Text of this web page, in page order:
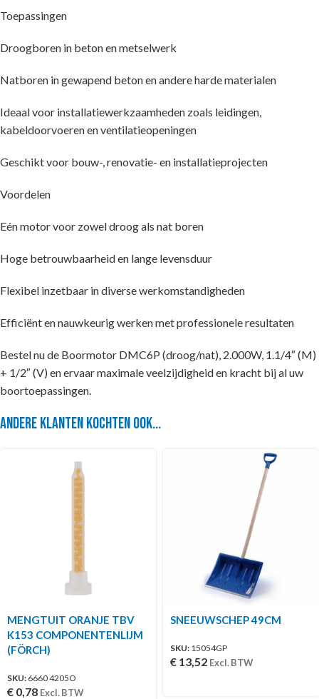
Toepassingen
Droogboren in beton en metselwerk
Natboren in gewapend beton en andere harde materialen
Ideaal voor installatiewerkzaamheden zoals leidingen,
kabeldoorvoeren en ventilatieopeningen
Geschikt voor bouw-, renovatie- en installatieprojecten
Voordelen
Eén motor voor zowel droog als nat boren
Hoge betrouwbaarheid en lange levensduur
Flexibel inzetbaar in diverse werkomstandigheden
Efficiënt en nauwkeurig werken met professionele resultaten
Bestel nu de Boormotor DMC6P (droog/nat), 2.000W, 1.1/4″ (M)
+ 1/2″ (V) en ervaar maximale veelzijdigheid en kracht bij al uw
boortoepassingen.
Andere klanten kochten ook...
MENGTUIT ORANJE TBV
K153 COMPONENTENLIJM
(FÖRCH)
SKU: 6660 4205O
€ 0,78 Excl. BTW
SNEEUWSCHEP 49CM
SKU: 15054GP
€ 13,52 Excl. BTW